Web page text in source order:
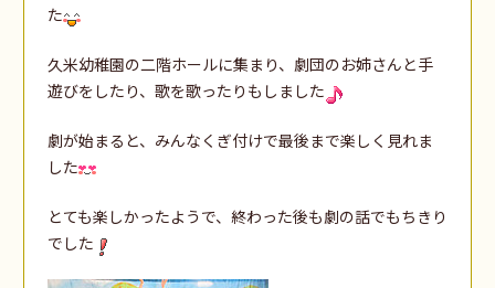
た
久米幼稚園の二階ホールに集まり、劇団のお姉さんと手
遊びをしたり、歌を歌ったりもしました
劇が始まると、みんなくぎ付けで最後まで楽しく見れま
した
とても楽しかったようで、終わった後も劇の話でもちきり
でした